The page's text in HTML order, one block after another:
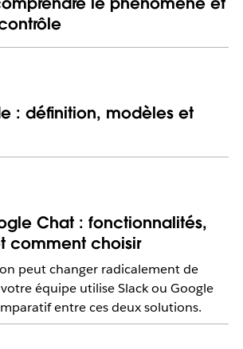
: définition, modèles et
Chat : fonctionnalités,
comment choisir
peut changer radicalement de
équipe utilise Slack ou Google
entre ces deux solutions.